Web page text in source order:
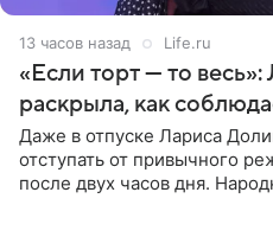
13 часов назад Life.ru
«Если торт — то
раскрыла, как
Даже в отпуске Лариса
отступать от привычного
после двух часов дня.